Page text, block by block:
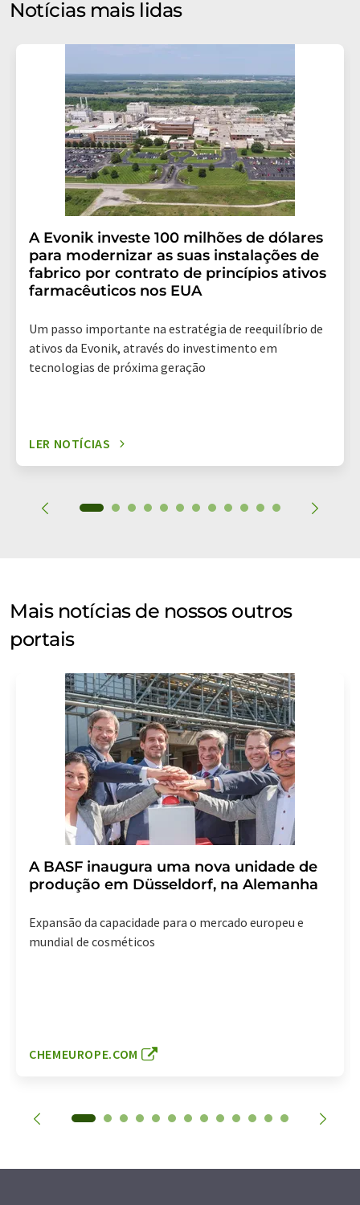
seu consentimento a qualquer momento, sem fornecer
revoke@lumitos.comcom efeito para o futuro. Além
disso, cada e-mail contém um link para cancelar a
assinatura do newsletter correspondente.
Notícias mais lidas
A Evonik investe 100 milhões de dólares
para modernizar as suas instalações de
fabrico por contrato de princípios ativos
farmacêuticos nos EUA
Um passo importante na estratégia de reequilíbrio de
ativos da Evonik, através do investimento em
tecnologias de próxima geração
LER NOTÍCIAS
Mais notícias de nossos outros
portais
A BASF inaugura uma nova unidade de
produção em Düsseldorf, na Alemanha
Expansão da capacidade para o mercado europeu e
mundial de cosméticos
CHEMEUROPE.COM